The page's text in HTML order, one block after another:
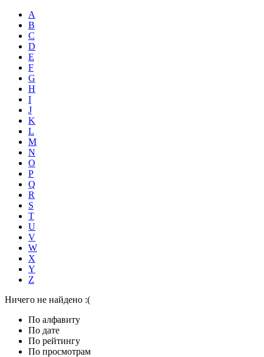
A
B
C
D
E
F
G
H
I
J
K
L
M
N
O
P
Q
R
S
T
U
V
W
X
Y
Z
Ничего не найдено :(
По алфавиту
По дате
По рейтингу
По просмотрам